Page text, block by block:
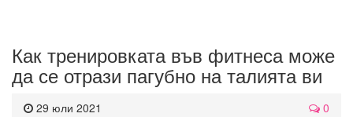
Как тренировката във фитнеса може
да се отрази пагубно на талията ви
29 юли 2021 0